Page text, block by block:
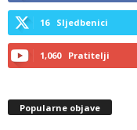
16 Sljedbenici
1,060 Pratitelji
Popularne objave